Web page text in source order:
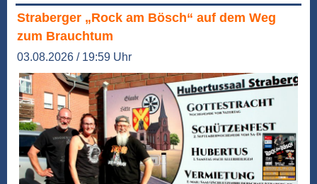
Straberger „Rock am Bösch“ auf dem Weg
zum Brauchtum
03.08.2026 / 19:59 Uhr